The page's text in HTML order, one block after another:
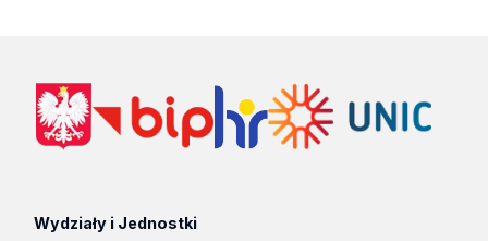
Wydziały i Jednostki